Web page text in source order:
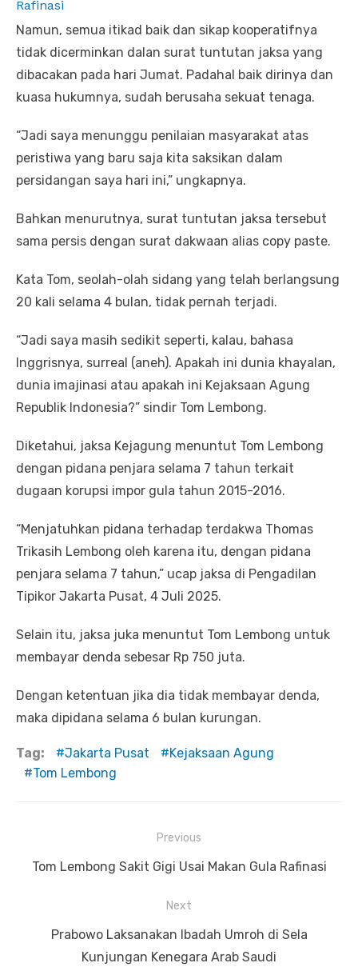
Rafinasi
Namun, semua itikad baik dan sikap kooperatifnya
tidak dicerminkan dalan surat tuntutan jaksa yang
dibacakan pada hari Jumat. Padahal baik dirinya dan
kuasa hukumnya, sudah berusaha sekuat tenaga.
“Jadi saya menunggu penilaian masyarakat atas
peristiwa yang baru saja kita saksikan dalam
persidangan saya hari ini,” ungkapnya.
Bahkan menurutnya, surat tuntutan jaksa tersebut
sama persis dengan surat dakwaan alias copy paste.
Kata Tom, seolah-olah sidang yang telah berlangsung
20 kali selama 4 bulan, tidak pernah terjadi.
“Jadi saya masih sedikit seperti, kalau, bahasa
Inggrisnya, surreal (aneh). Apakah ini dunia khayalan,
dunia imajinasi atau apakah ini Kejaksaan Agung
Republik Indonesia?” sindir Tom Lembong.
Diketahui, jaksa Kejagung menuntut Tom Lembong
dengan pidana penjara selama 7 tahun terkait
dugaan korupsi impor gula tahun 2015-2016.
“Menjatuhkan pidana terhadap terdakwa Thomas
Trikasih Lembong oleh karena itu, dengan pidana
penjara selama 7 tahun,” ucap jaksa di Pengadilan
Tipikor Jakarta Pusat, 4 Juli 2025.
Selain itu, jaksa juka menuntut Tom Lembong untuk
membayar denda sebesar Rp 750 juta.
Dengan ketentuan jika dia tidak membayar denda,
maka dipidana selama 6 bulan kurungan.
Tag: Jakarta Pusat
Kejaksaan Agung
Tom Lembong
pos
Previous
Previous
Tom Lembong Sakit Gigi Usai Makan Gula Rafinasi
Next
Prabowo Laksanakan Ibadah Umroh di Sela
Kunjungan Kenegara Arab Saudi